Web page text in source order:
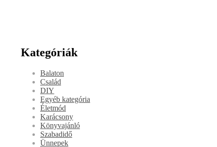
Kategóriák
Balaton
Család
DIY
Egyéb kategória
Életmód
Karácsony
Könyvajánló
Szabadidő
Ünnepek